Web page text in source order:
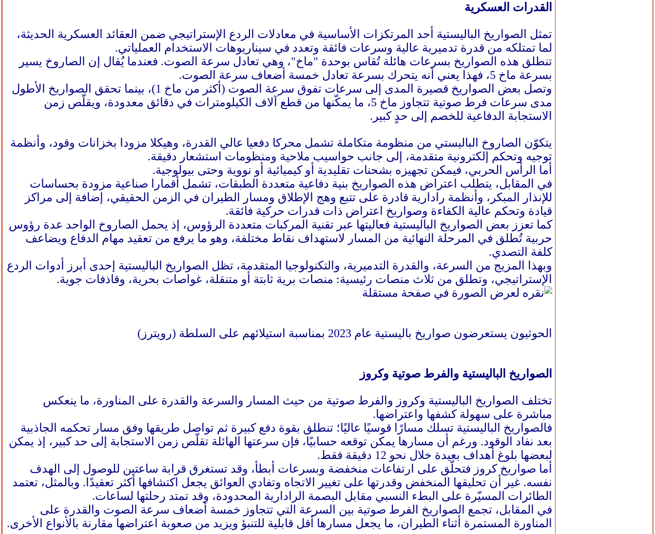
القدرات العسكرية
تمثل الصواريخ الباليستية أحد المرتكزات الأساسية في معادلات الردع الإستراتيجي ضمن العقائد العسكرية الحديثة،
لما تمتلكه من قدرة تدميرية عالية وسرعات فائقة وتعدد في سيناريوهات الاستخدام العملياتي.
تنطلق هذه الصواريخ بسرعات هائلة تُقاس بوحدة "ماخ"، وهي تعادل سرعة الصوت. فعندما يُقال إن الصاروخ يسير
بسرعة ماخ 5، فهذا يعني أنه يتحرك بسرعة تعادل خمسة أضعاف سرعة الصوت.
وتصل بعض الصواريخ قصيرة المدى إلى سرعات تفوق سرعة الصوت (أكثر من ماخ 1)، بينما تحقق الصواريخ الأطول
مدى سرعات فرط صوتية تتجاوز ماخ 5، ما يمكّنها من قطع آلاف الكيلومترات في دقائق معدودة، ويقلّص زمن
الاستجابة الدفاعية للخصم إلى حدٍ كبير.
يتكوّن الصاروخ الباليستي من منظومة متكاملة تشمل محركا دفعيا عالي القدرة، وهيكلا مزودا بخزانات وقود، وأنظمة
توجيه وتحكم إلكترونية متقدمة، إلى جانب حواسيب ملاحية ومنظومات استشعار دقيقة.
أما الرأس الحربي، فيمكن تجهيزه بشحنات تقليدية أو كيميائية أو نووية وحتى بيولوجية.
في المقابل، يتطلب اعتراض هذه الصواريخ بنية دفاعية متعددة الطبقات، تشمل أقمارا صناعية مزودة بحساسات
للإنذار المبكر، وأنظمة رادارية قادرة على تتبع وهج الإطلاق ومسار الطيران في الزمن الحقيقي، إضافة إلى مراكز
قيادة وتحكم عالية الكفاءة وصواريخ اعتراض ذات قدرات حركية فائقة.
كما تعزز بعض الصواريخ الباليستية فعاليتها عبر تقنية المركبات متعددة الرؤوس، إذ يحمل الصاروخ الواحد عدة رؤوس
حربية تُطلق في المرحلة النهائية من المسار لاستهداف نقاط مختلفة، وهو ما يرفع من تعقيد مهام الدفاع ويضاعف
كلفة التصدي.
وبهذا المزيج من السرعة، والقدرة التدميرية، والتكنولوجيا المتقدمة، تظل الصواريخ الباليستية إحدى أبرز أدوات الردع
الإستراتيجي، وتطلق من ثلاث منصات رئيسية: منصات برية ثابتة أو متنقلة، غواصات بحرية، وقاذفات جوية.
الحوثيون يستعرضون صواريخ باليستية عام 2023 بمناسبة استيلائهم على السلطة (رويترز)
الصواريخ الباليستية والفرط صوتية وكروز
تختلف الصواريخ الباليستية وكروز والفرط صوتية من حيث المسار والسرعة والقدرة على المناورة، ما ينعكس
مباشرة على سهولة كشفها واعتراضها.
فالصواريخ الباليستية تسلك مسارًا قوسيًا عاليًا؛ تنطلق بقوة دفع كبيرة ثم تواصل طريقها وفق مسار تحكمه الجاذبية
بعد نفاد الوقود. ورغم أن مسارها يمكن توقعه حسابيًا، فإن سرعتها الهائلة تقلّص زمن الاستجابة إلى حد كبير، إذ يمكن
لبعضها بلوغ أهداف بعيدة خلال نحو 12 دقيقة فقط.
أما صواريخ كروز فتحلّق على ارتفاعات منخفضة وبسرعات أبطأ، وقد تستغرق قرابة ساعتين للوصول إلى الهدف
نفسه. غير أن تحليقها المنخفض وقدرتها على تغيير الاتجاه وتفادي العوائق يجعل اكتشافها أكثر تعقيدًا. وبالمثل، تعتمد
الطائرات المسيّرة على البطء النسبي مقابل البصمة الرادارية المحدودة، وقد تمتد رحلتها لساعات.
في المقابل، تجمع الصواريخ الفرط صوتية بين السرعة التي تتجاوز خمسة أضعاف سرعة الصوت والقدرة على
المناورة المستمرة أثناء الطيران، ما يجعل مسارها أقل قابلية للتنبؤ ويزيد من صعوبة اعتراضها مقارنة بالأنواع الأخرى.